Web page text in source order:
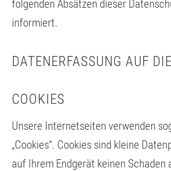
folgenden Absätzen dieser
informiert.
DATENERFASSUNG AUF
COOKIES
Unsere Internetseiten verwenden
„Cookies“. Cookies sind kleine
auf Ihrem Endgerät keinen Schaden